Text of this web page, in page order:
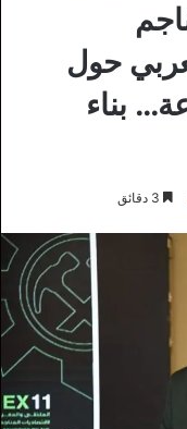
حول
بناء